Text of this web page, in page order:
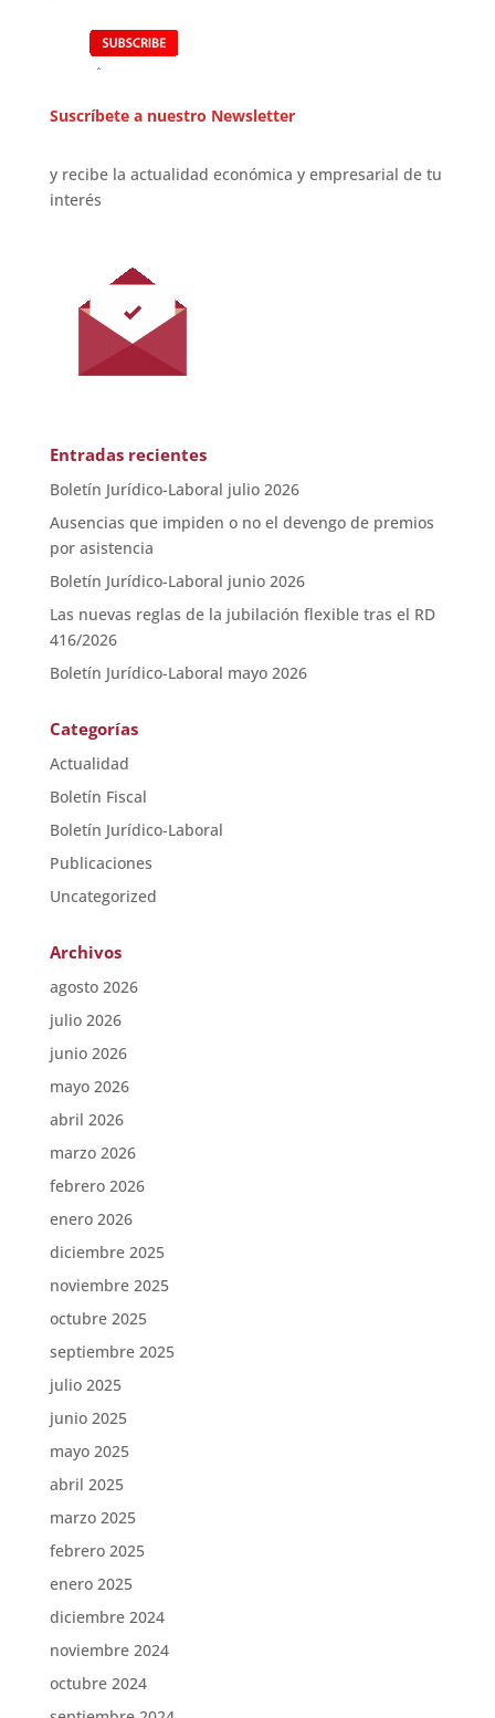
Suscríbete a nuestro Newsletter
y recibe la actualidad económica y empresarial de tu
interés
Entradas recientes
Boletín Jurídico-Laboral julio 2026
Ausencias que impiden o no el devengo de premios
por asistencia
Boletín Jurídico-Laboral junio 2026
Las nuevas reglas de la jubilación flexible tras el RD
416/2026
Boletín Jurídico-Laboral mayo 2026
Categorías
Actualidad
Boletín Fiscal
Boletín Jurídico-Laboral
Publicaciones
Uncategorized
Archivos
agosto 2026
julio 2026
junio 2026
mayo 2026
abril 2026
marzo 2026
febrero 2026
enero 2026
diciembre 2025
noviembre 2025
octubre 2025
septiembre 2025
julio 2025
junio 2025
mayo 2025
abril 2025
marzo 2025
febrero 2025
enero 2025
diciembre 2024
noviembre 2024
octubre 2024